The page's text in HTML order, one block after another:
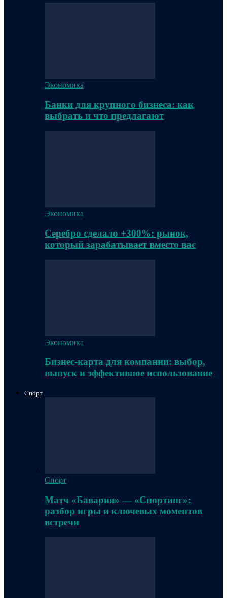
Экономика
Банки для крупного бизнеса: как
выбрать и что предлагают
Экономика
Серебро сделало +300%: рынок,
который зарабатывает вместо вас
Экономика
Бизнес-карта для компании: выбор,
выпуск и эффективное использование
Спорт
Спорт
Матч «Бавария» — «Спортинг»:
разбор игры и ключевых моментов
встречи